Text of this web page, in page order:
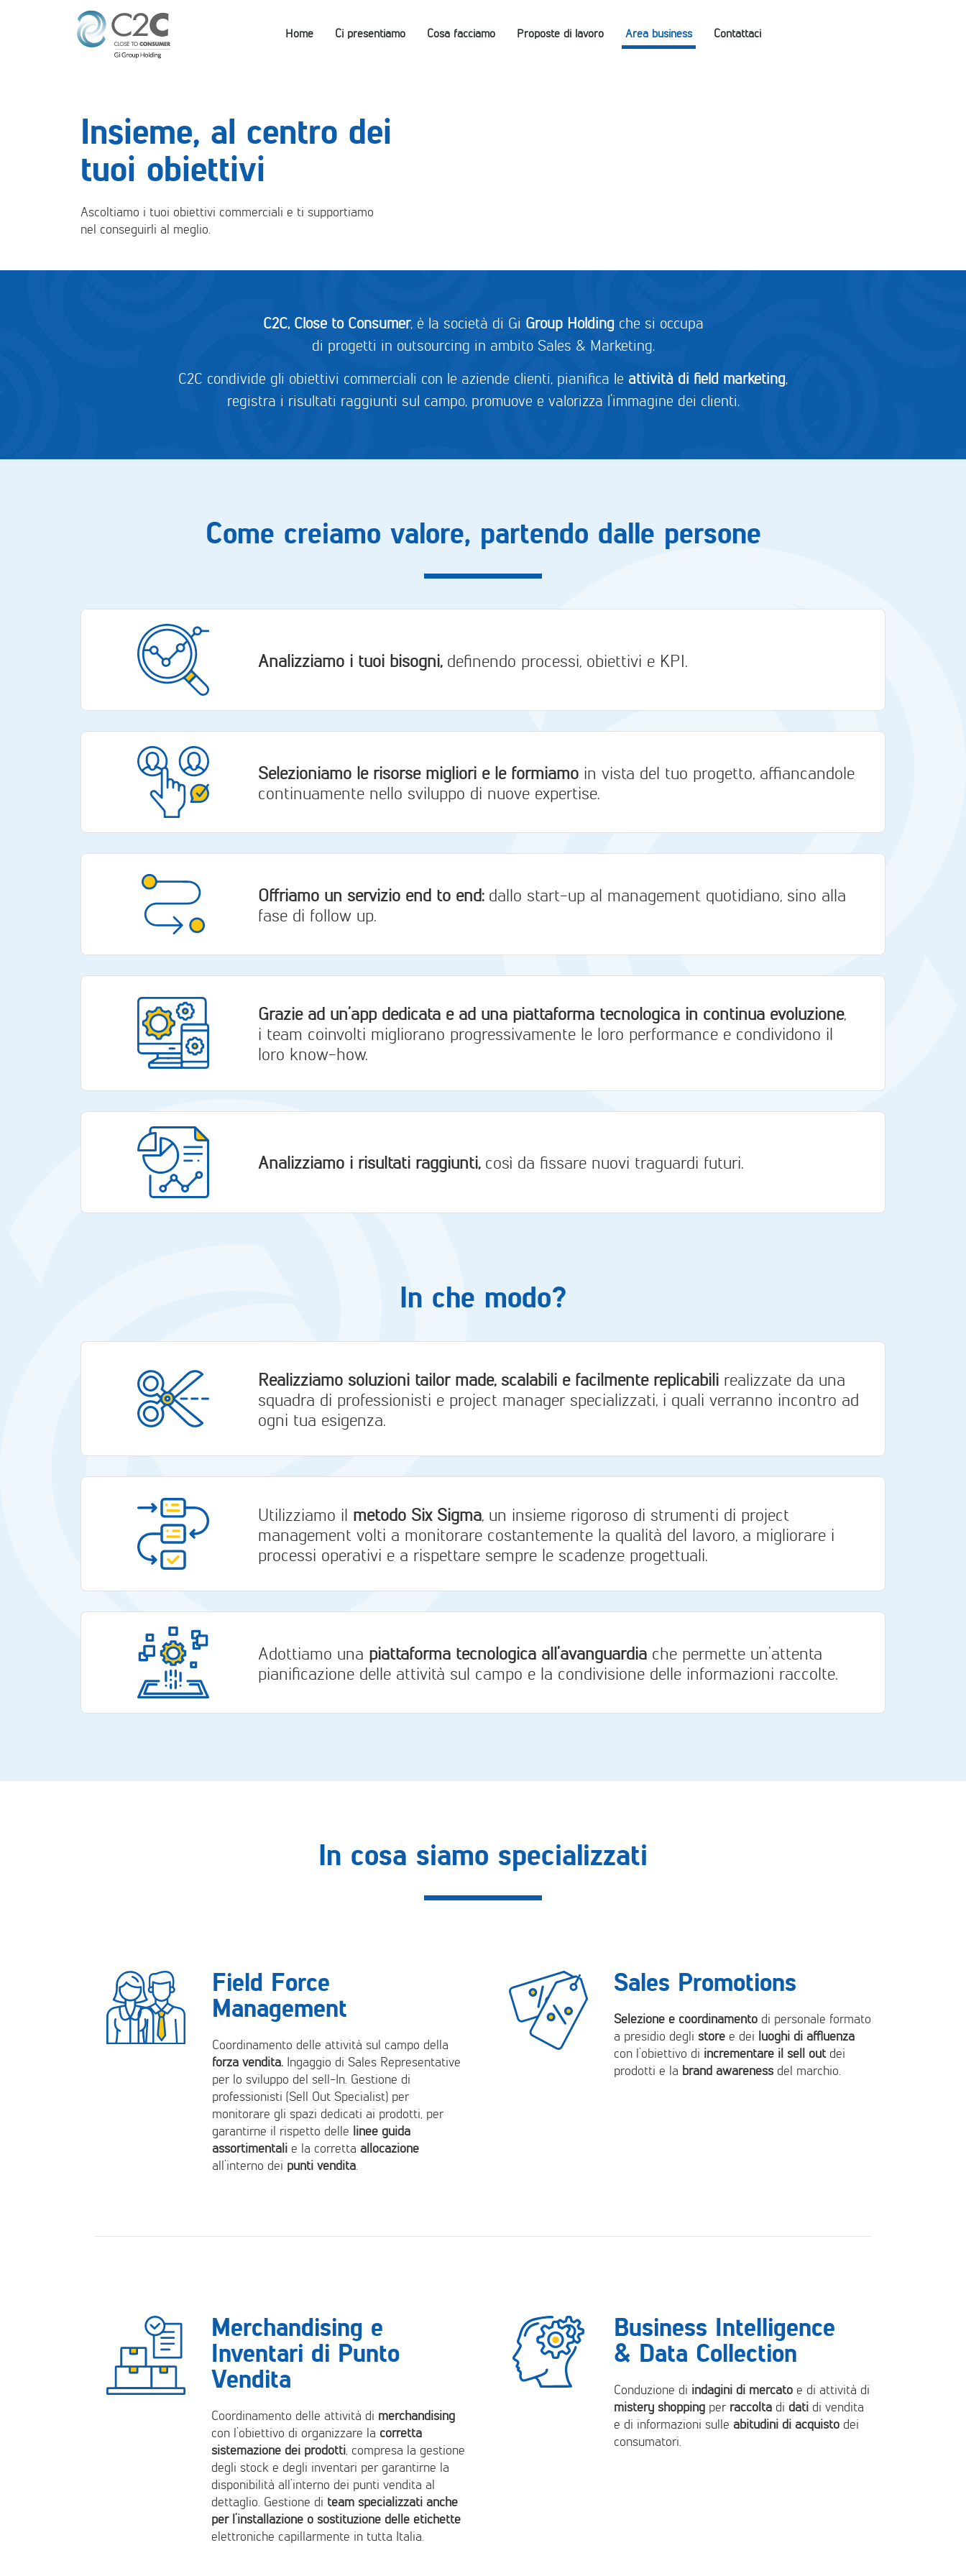
Home Ci presentiamo Cosa facciamo Proposte di lavoro Area business Contattaci
Insieme, al centro dei
tuoi obiettivi
Ascoltiamo i tuoi obiettivi commerciali e ti supportiamo
nel conseguirli al meglio.
C2C, Close to Consumer, è la società di Gi Group Holding che si occupa
di progetti in outsourcing in ambito Sales & Marketing.
C2C condivide gli obiettivi commerciali con le aziende clienti, pianifica le attività di field marketing,
registra i risultati raggiunti sul campo, promuove e valorizza l’immagine dei clienti.
Come creiamo valore, partendo dalle persone
Analizziamo i tuoi bisogni, definendo processi, obiettivi e KPI.
Selezioniamo le risorse migliori e le formiamo in vista del tuo progetto, affiancandole
continuamente nello sviluppo di nuove expertise.
Offriamo un servizio end to end: dallo start-up al management quotidiano, sino alla
fase di follow up.
Grazie ad un’app dedicata e ad una piattaforma tecnologica in continua evoluzione,
i team coinvolti migliorano progressivamente le loro performance e condividono il
loro know-how.
Analizziamo i risultati raggiunti, così da fissare nuovi traguardi futuri.
In che modo?
Realizziamo soluzioni tailor made, scalabili e facilmente replicabilirealizzate da una
squadra di professionisti e project manager specializzati, i quali verranno incontro ad
ogni tua esigenza.
Utilizziamo il metodo Six Sigma, un insieme rigoroso di strumenti di project
management volti a monitorare costantemente la qualità del lavoro, a migliorare i
processi operativi e a rispettare sempre le scadenze progettuali.
Adottiamo una piattaforma tecnologica all’avanguardiache permette un’attenta
pianificazione delle attività sul campo e la condivisione delle informazioni raccolte.
In cosa siamo specializzati
Field Force
Management
Coordinamento delle attività sul campo della
forza vendita. Ingaggio di Sales Representative
per lo sviluppo del sell-In. Gestione di
professionisti (Sell Out Specialist) per
monitorare gli spazi dedicati ai prodotti, per
garantirne il rispetto delle
linee guida
assortimentali e la corretta allocazione
all’interno dei punti vendita.
Sales Promotions
Selezione e coordinamentodi personale formato
a presidio degli storee dei
luoghi di affluenza
con l’obiettivo di incrementare il sell out dei
prodotti e la brand awareness del marchio.
Merchandising e
Inventari di Punto
Vendita
Coordinamento delle attività di merchandising
con l’obiettivo di organizzare la corretta
sistemazione dei prodotti, compresa la gestione
degli stock e degli inventari per garantirne la
disponibilità all’interno dei punti vendita al
dettaglio. Gestione di team specializzati anche
per l’installazione o sostituzione delle etichette
elettroniche capillarmente in tutta Italia.
Business Intelligence
& Data Collection
Conduzione di indagini di mercato e di attività di
mistery shopping per raccoltadi datidi vendita
e di informazioni sulle abitudini di acquistodei
consumatori.